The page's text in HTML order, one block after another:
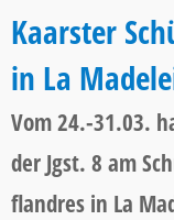
Kaarster
in La
Vom 24.-31.03.
der Jgst. 8 am
flandres in La